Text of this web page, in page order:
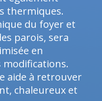
thermiques.
du foyer et
parois, sera
en
aide à retrouver
chaleureux et